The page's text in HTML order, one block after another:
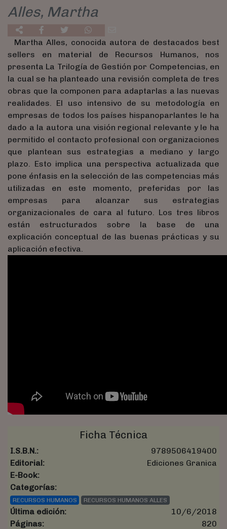
Alles, Martha
Martha Alles, conocida autora de destacados best
sellers en material de Recursos Humanos, nos
presenta La Trilogía de Gestión por Competencias, en
la cual se ha planteado una revisión completa de tres
obras que la componen para adaptarlas a las nuevas
realidades. El uso intensivo de su metodología en
empresas de todos los países hispanoparlantes le ha
dado a la autora una visión regional relevante y le ha
permitido el contacto profesional con organizaciones
que plantean sus estrategias a mediano y largo
plazo. Esto implica una perspectiva actualizada que
pone énfasis en la selección de las competencias más
utilizadas en este momento, preferidas por las
empresas para alcanzar sus estrategias
organizacionales de cara al futuro. Los tres libros
están estructurados sobre la base de una
explicación conceptual de las buenas prácticas y su
aplicación efectiva.
Ficha Técnica
I.S.B.N.:
9789506419400
Editorial:
Ediciones Granica
E-Book:
Categorías:
RECURSOS HUMANOS RECURSOS HUMANOS ALLES
Última edición:
10/6/2018
Páginas:
820